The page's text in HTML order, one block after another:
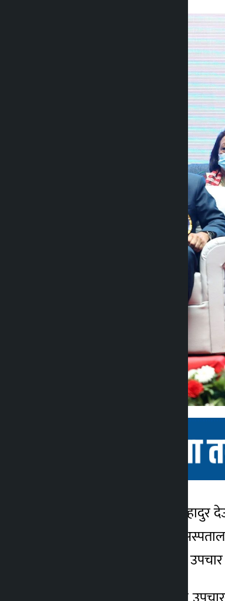
काठमाडौं । प्रधानमन्त्री
रहेको बताएका छन् । वीर
गुणस्तरीय आधुनिक स्वास्थ्य